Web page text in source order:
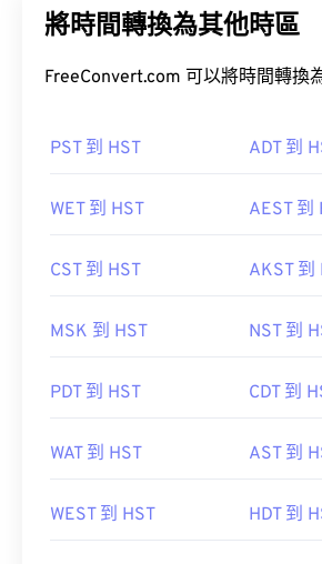
將時間轉換為其他時區
FreeConvert.com 可以將時間轉換
PST 到 HST ADT 到
WET 到 HST AEST 到
CST 到 HST AKST 到
MSK 到 HST NST 到
PDT 到 HST CDT 到
WAT 到 HST AST 到
WEST 到 HST HDT 到